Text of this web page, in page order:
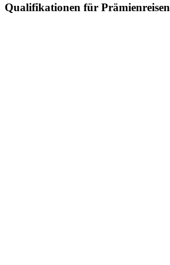
Qualifikationen für Prämienreisen